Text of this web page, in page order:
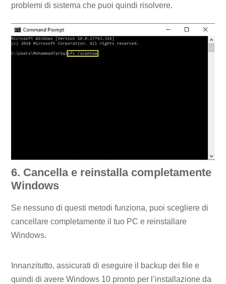
problemi di sistema che puoi quindi risolvere.
6. Cancella e reinstalla completamente
Windows
Se nessuno di questi metodi funziona, puoi scegliere di
cancellare completamente il tuo PC e reinstallare
Windows.
Innanzitutto, assicurati di eseguire il backup dei file e
quindi di avere Windows 10 pronto per l’installazione da